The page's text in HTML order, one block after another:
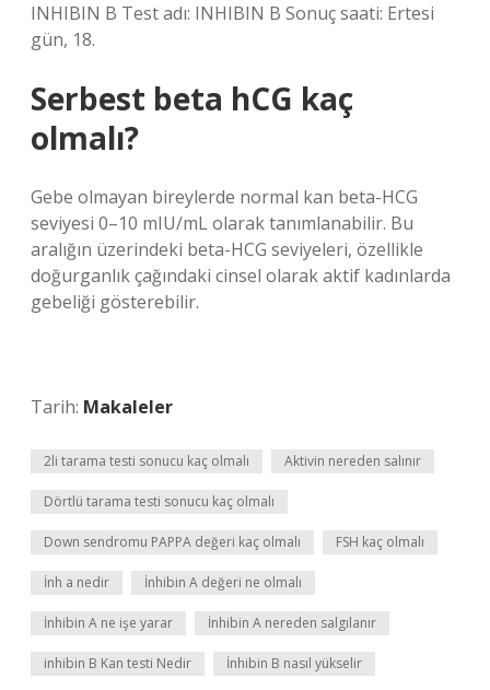
INHIBIN B Test adı: INHIBIN B Sonuç saati: Ertesi
gün, 18.
Serbest beta hCG kaç
olmalı?
Gebe olmayan bireylerde normal kan beta-HCG
seviyesi 0–10 mIU/mL olarak tanımlanabilir. Bu
aralığın üzerindeki beta-HCG seviyeleri, özellikle
doğurganlık çağındaki cinsel olarak aktif kadınlarda
gebeliği gösterebilir.
Tarih: Makaleler
2li tarama testi sonucu kaç olmalı Aktivin nereden salınır
Dörtlü tarama testi sonucu kaç olmalı
Down sendromu PAPPA değeri kaç olmalı FSH kaç olmalı
İnh a nedir İnhibin A değeri ne olmalı
İnhibin A ne işe yarar İnhibin A nereden salgılanır
inhibin B Kan testi Nedir İnhibin B nasıl yükselir